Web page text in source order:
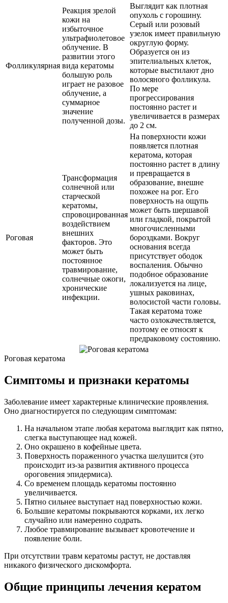
Фолликулярная
Реакция зрелой
кожи на
избыточное
ультрафиолетовое
облучение. В
развитии этого
вида кератомы
большую роль
играет не разовое
облучение, а
суммарное
значение
полученной дозы.
Выглядит как плотная
опухоль с горошину.
Серый или розовый
узелок имеет правильную
округлую форму.
Образуется он из
эпителиальных клеток,
которые выстилают дно
волосяного фолликула.
По мере
прогрессирования
постоянно растет и
увеличивается в размерах
до 2 см.
Роговая
Трансформация
солнечной или
старческой
кератомы,
спровоцированная
воздействием
внешних
факторов. Это
может быть
постоянное
травмирование,
солнечные ожоги,
хронические
инфекции.
На поверхности кожи
появляется плотная
кератома, которая
постоянно растет в длину
и превращается в
образование, внешне
похожее на рог. Его
поверхность на ощупь
может быть шершавой
или гладкой, покрытой
многочисленными
бороздками. Вокруг
основания всегда
присутствует ободок
воспаления. Обычно
подобное образование
локализуется на лице,
ушных раковинах,
волосистой части головы.
Такая кератома тоже
часто озлокачествляется,
поэтому ее относят к
предраковому состоянию.
Роговая кератома
Симптомы и признаки кератомы
Заболевание имеет характерные клинические проявления.
Оно диагностируется по следующим симптомам:
На начальном этапе любая кератома выглядит как пятно,
слегка выступающее над кожей.
Оно окрашено в кофейные цвета.
Поверхность пораженного участка шелушится (это
происходит из-за развития активного процесса
ороговения эпидермиса).
Со временем площадь кератомы постоянно
увеличивается.
Пятно сильнее выступает над поверхностью кожи.
Большие кератомы покрываются корками, их легко
случайно или намеренно содрать.
Любое травмирование вызывает кровотечение и
появление боли.
При отсутствии травм кератомы растут, не доставляя
никакого физического дискомфорта.
Общие принципы лечения кератом